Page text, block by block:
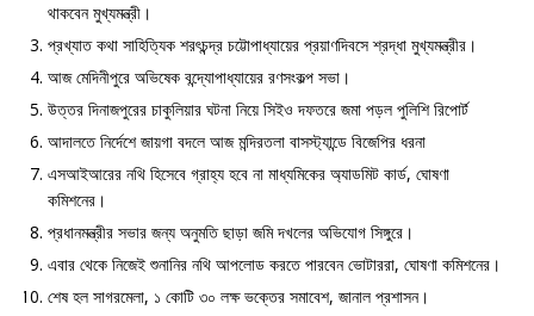
থাকবেন মুখ্যমন্ত্রী।
প্রখ্যাত কথা সাহিত্যিক শরৎচন্দ্র চট্টোপাধ্যায়ের প্রয়াণদিবসে শ্রদ্ধা মুখ্যমন্ত্রীর।
আজ মেদিনীপুরে অভিষেক বন্দ্যোপাধ্যায়ের রণসংকল্প সভা।
উত্তর দিনাজপুরের চাকুলিয়ার ঘটনা নিয়ে সিইও দফতরে জমা পড়ল পুলিশি রিপোর্ট
আদালতে নির্দেশে জায়গা বদলে আজ মন্দিরতলা বাসস্ট্যান্ডে বিজেপির ধরনা
এসআইআরের নথি হিসেবে গ্রাহ্য হবে না মাধ্যমিকের অ্যাডমিট কার্ড, ঘোষণা
কমিশনের।
প্রধানমন্ত্রীর সভার জন্য অনুমতি ছাড়া জমি দখলের অভিযোগ সিঙ্গুরে।
এবার থেকে নিজেই শুনানির নথি আপলোড করতে পারবেন ভোটাররা, ঘোষণা কমিশনের।
শেষ হল সাগরমেলা, ১ কোটি ৩০ লক্ষ ভক্তের সমাবেশ, জানাল প্রশাসন।